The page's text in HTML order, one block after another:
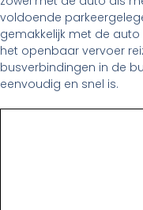
voldoende
gemakkelijk met de
het openbaar vervoer
busverbindingen in de
eenvoudig en snel is.